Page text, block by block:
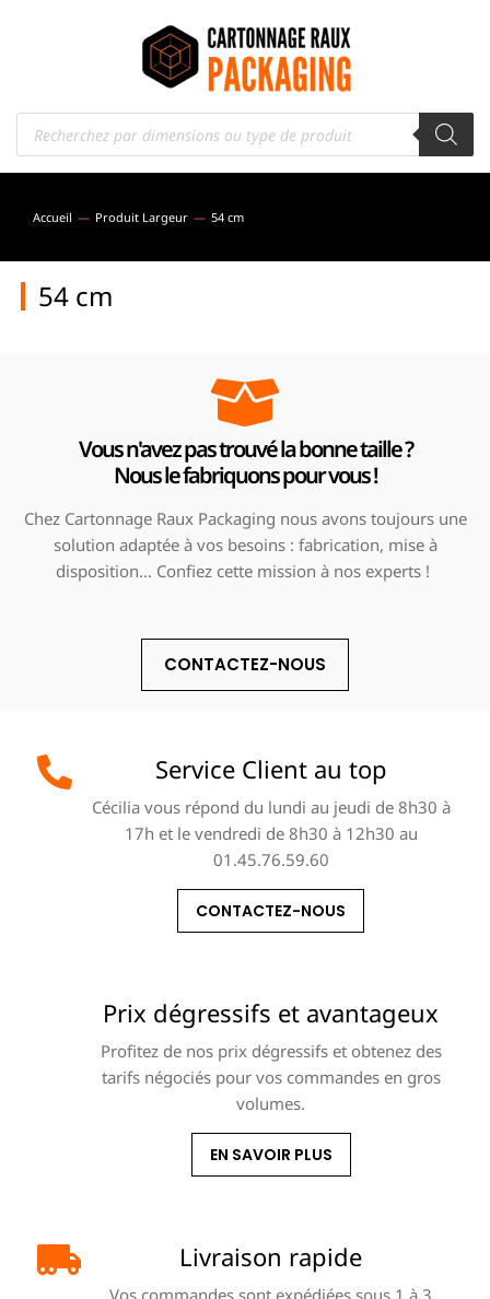
Vous êtes ici :
Accueil Produit Largeur 54 cm
54 cm
Vous n'avez pas trouvé la bonne taille ?
Nous le fabriquons pour vous !
Chez Cartonnage Raux Packaging nous avons toujours une
solution adaptée à vos besoins : fabrication, mise à
disposition… Confiez cette mission à nos experts !
CONTACTEZ-NOUS
Service Client au top
Cécilia vous répond du lundi au jeudi de 8h30 à
17h et le vendredi de 8h30 à 12h30 au
01.45.76.59.60
CONTACTEZ-NOUS
Prix dégressifs et avantageux
Profitez de nos prix dégressifs et obtenez des
tarifs négociés pour vos commandes en gros
volumes.
EN SAVOIR PLUS
Livraison rapide
Vos commandes sont expédiées sous 1 à 3